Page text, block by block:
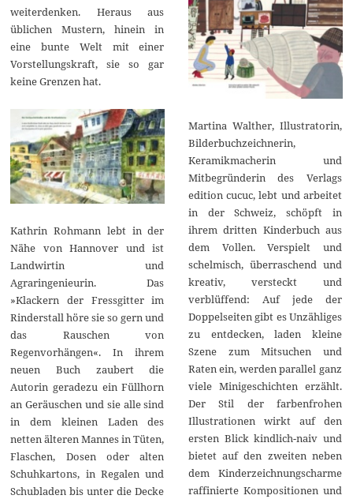
weiterdenken. Heraus aus
üblichen Mustern, hinein in
eine bunte Welt mit einer
Vorstellungskraft, sie so gar
keine Grenzen hat.
Kathrin Rohmann lebt in der
Nähe von Hannover und ist
Landwirtin und
Agraringenieurin. Das
»Klackern der Fressgitter im
Rinderstall höre sie so gern und
das Rauschen von
Regenvorhängen«. In ihrem
neuen Buch zaubert die
Autorin geradezu ein Füllhorn
an Geräuschen und sie alle sind
in dem kleinen Laden des
netten älteren Mannes in Tüten,
Flaschen, Dosen oder alten
Schuhkartons, in Regalen und
Schubladen bis unter die Decke
Martina Walther, Illustratorin,
Bilderbuchzeichnerin,
Keramikmacherin und
Mitbegründerin des Verlags
edition cucuc, lebt und arbeitet
in der Schweiz, schöpft in
ihrem dritten Kinderbuch aus
dem Vollen. Verspielt und
schelmisch, überraschend und
kreativ, versteckt und
verblüffend: Auf jede der
Doppelseiten gibt es Unzähliges
zu entdecken, laden kleine
Szene zum Mitsuchen und
Raten ein, werden parallel ganz
viele Minigeschichten erzählt.
Der Stil der farbenfrohen
Illustrationen wirkt auf den
ersten Blick kindlich-naiv und
bietet auf den zweiten neben
dem Kinderzeichnungscharme
raffinierte Kompositionen und